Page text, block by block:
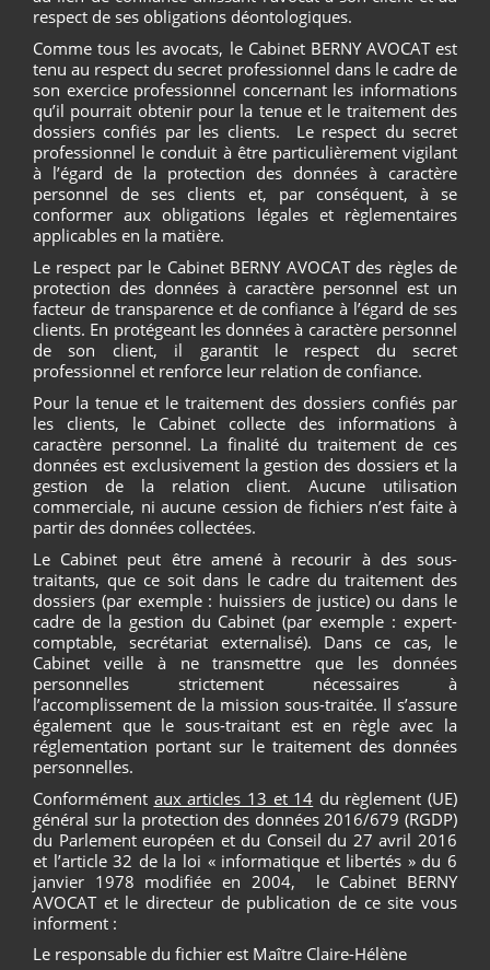
respect de ses obligations déontologiques.
Comme tous les avocats, le Cabinet BERNY AVOCAT est
tenu au respect du secret professionnel dans le cadre de
son exercice professionnel concernant les informations
qu’il pourrait obtenir pour la tenue et le traitement des
dossiers confiés par les clients. Le respect du secret
professionnel le conduit à être particulièrement vigilant
à l’égard de la protection des données à caractère
personnel de ses clients et, par conséquent, à se
conformer aux obligations légales et règlementaires
applicables en la matière.
Le respect par le Cabinet BERNY AVOCAT des règles de
protection des données à caractère personnel est un
facteur de transparence et de confiance à l’égard de ses
clients. En protégeant les données à caractère personnel
de son client, il garantit le respect du secret
professionnel et renforce leur relation de confiance.
Pour la tenue et le traitement des dossiers confiés par
les clients, le Cabinet collecte des informations à
caractère personnel. La finalité du traitement de ces
données est exclusivement la gestion des dossiers et la
gestion de la relation client. Aucune utilisation
commerciale, ni aucune cession de fichiers n’est faite à
partir des données collectées.
Le Cabinet peut être amené à recourir à des sous-
traitants, que ce soit dans le cadre du traitement des
dossiers (par exemple : huissiers de justice) ou dans le
cadre de la gestion du Cabinet (par exemple : expert-
comptable, secrétariat externalisé). Dans ce cas, le
Cabinet veille à ne transmettre que les données
personnelles strictement nécessaires à
l’accomplissement de la mission sous-traitée. Il s’assure
également que le sous-traitant est en règle avec la
réglementation portant sur le traitement des données
personnelles.
Conformément aux articles 13 et 14 du règlement (UE)
général sur la protection des données 2016/679 (RGDP)
du Parlement européen et du Conseil du 27 avril 2016
et l’article 32 de la loi « informatique et libertés » du 6
janvier 1978 modifiée en 2004, le Cabinet BERNY
AVOCAT et le directeur de publication de ce site vous
informent :
Le responsable du fichier est Maître Claire-Hélène